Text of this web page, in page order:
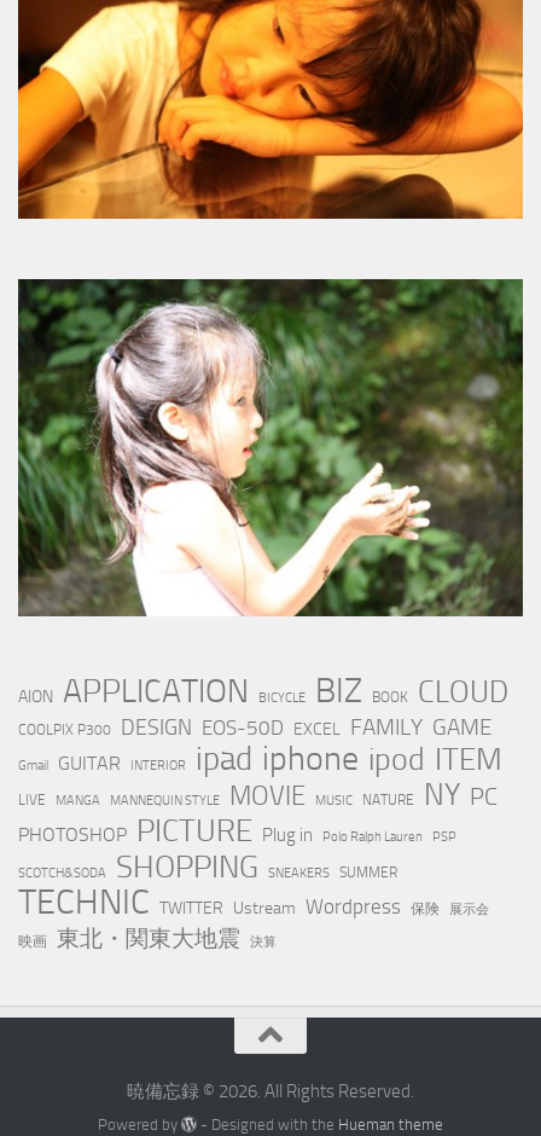
AION APPLICATION BICYCLE BIZ BOOK CLOUD
COOLPIX P300 DESIGN EOS-50D EXCEL FAMILY GAME
Gmail GUITAR INTERIOR ipad iphone ipod ITEM
LIVE MANGA MANNEQUIN STYLE MOVIE MUSIC NATURE NY PC
PHOTOSHOP PICTURE Plug in Polo Ralph Lauren PSP
SCOTCH&SODA SHOPPING SNEAKERS SUMMER
TECHNIC TWITTER Ustream Wordpress 保険 展示会
映画 東北・関東大地震 決算
暁備忘録 © 2026. All Rights Reserved.
Powered by - Designed with the Hueman theme